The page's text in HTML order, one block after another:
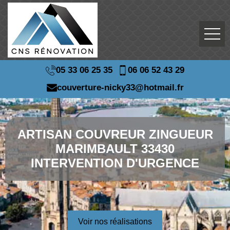
05 33 06 25 35
06 06 52 43 29
couverture-nicky33@hotmail.fr
ARTISAN COUVREUR ZINGUEUR
MARIMBAULT 33430
INTERVENTION D'URGENCE
Voir nos réalisations